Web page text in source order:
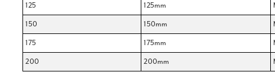
125
125mm
150
150mm
175
175mm
200
200mm